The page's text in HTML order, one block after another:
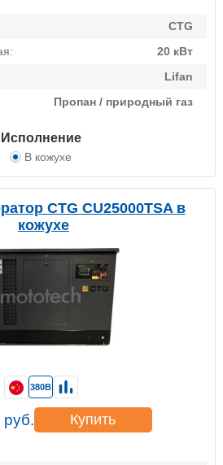
CTG
20 кВт
Lifan
Пропан / природный газ
Исполнение
В кожухе
CTG CU25000TSA в
кожухе
380В
руб. Купить